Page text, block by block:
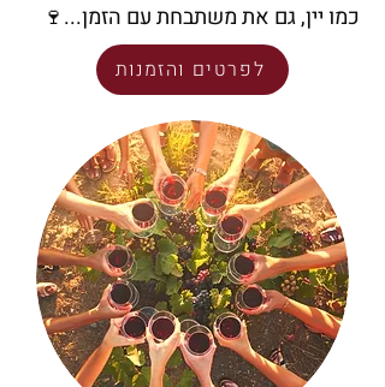
כמו יין, גם את משתבחת עם הזמן...🍷
לפרטים והזמנות